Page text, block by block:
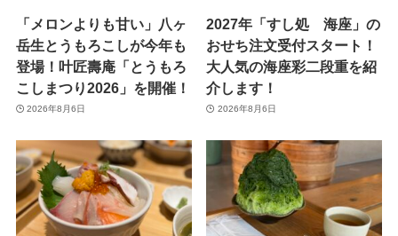
「メロンよりも甘い」八ヶ
岳生とうもろこしが今年も
登場！叶匠壽庵「とうもろ
こしまつり2026」を開催！
2026年8月6日
2027年「すし処 海座」の
おせち注文受付スタート！
大人気の海座彩二段重を紹
介します！
2026年8月6日